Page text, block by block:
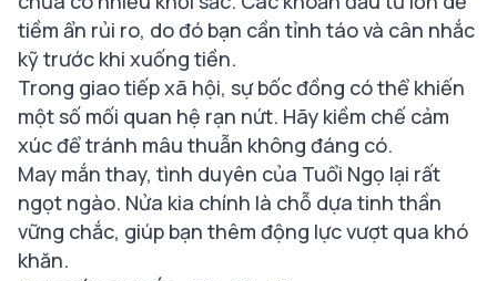
tiềm ẩn rủi ro, do đó bạn cần tỉnh táo và cân nhắc
kỹ trước khi xuống tiền.
Trong giao tiếp xã hội, sự bốc đồng có thể khiến
một số mối quan hệ rạn nứt. Hãy kiềm chế cảm
xúc để tránh mâu thuẫn không đáng có.
May mắn thay, tình duyên của Tuổi Ngọ lại rất
ngọt ngào. Nửa kia chính là chỗ dựa tinh thần
vững chắc, giúp bạn thêm động lực vượt qua khó
khăn.